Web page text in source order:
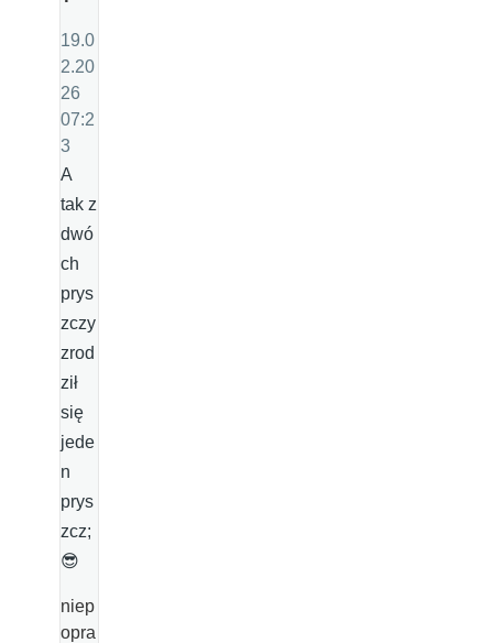
19.0
2.20
26
07:2
3
A
tak z
dwó
ch
prys
zczy
zrod
ził
się
jede
n
prys
zcz;
😎
niep
opra